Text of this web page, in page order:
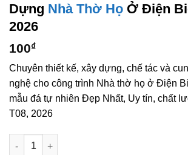
Dựng Nhà Thờ Họ Ở Điện
2026
100₫
Chuyên thiết kế, xây dựng, chế tác và
nghệ cho công trình Nhà thờ họ ở Điện
mẫu đá tự nhiên Đẹp Nhất, Uy tín, chất
T08, 2026
Cơ sở thiết kế, thi công, chuyên xây